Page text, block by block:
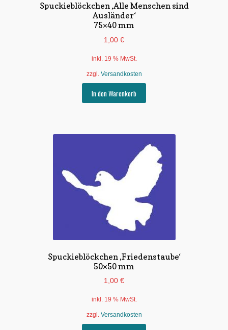
Spuckieblöckchen ‚Alle Menschen sind
Ausländer‘
75×40 mm
1,00 €
inkl. 19 % MwSt.
zzgl. Versandkosten
In den Warenkorb
Spuckieblöckchen ‚Friedenstaube‘
50×50 mm
1,00 €
inkl. 19 % MwSt.
zzgl. Versandkosten